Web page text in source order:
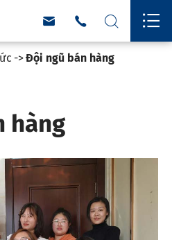
   
Đội ngũ bán hàng
hàng